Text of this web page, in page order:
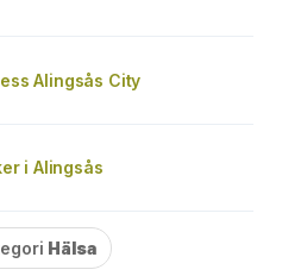
Alingsås City
i Alingsås
Hälsa